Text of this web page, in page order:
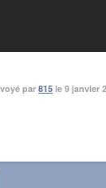
par815 le 9 janvier